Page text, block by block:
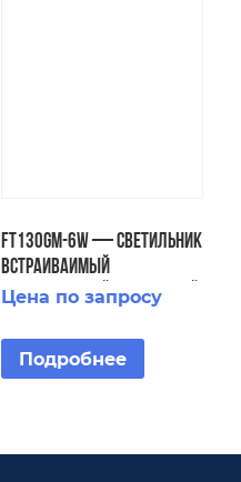
FT130GM-6W — Светильник
встраиваимый
светодиодный подводный
Цена по запросу
Подробнее